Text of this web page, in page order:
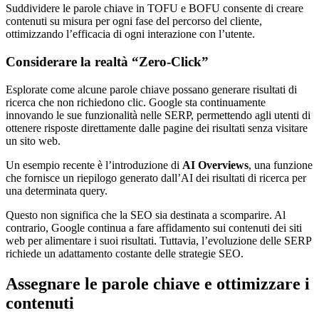
Suddividere le parole chiave in TOFU e BOFU consente di creare
contenuti su misura per ogni fase del percorso del cliente,
ottimizzando l’efficacia di ogni interazione con l’utente.
Considerare la realtà “Zero-Click”
Esplorate come alcune parole chiave possano generare risultati di
ricerca che non richiedono clic. Google sta continuamente
innovando le sue funzionalità nelle SERP, permettendo agli utenti di
ottenere risposte direttamente dalle pagine dei risultati senza visitare
un sito web.
Un esempio recente è l’introduzione di AI Overviews, una funzione
che fornisce un riepilogo generato dall’AI dei risultati di ricerca per
una determinata query.
Questo non significa che la SEO sia destinata a scomparire. Al
contrario, Google continua a fare affidamento sui contenuti dei siti
web per alimentare i suoi risultati. Tuttavia, l’evoluzione delle SERP
richiede un adattamento costante delle strategie SEO.
Assegnare le parole chiave e ottimizzare i
contenuti